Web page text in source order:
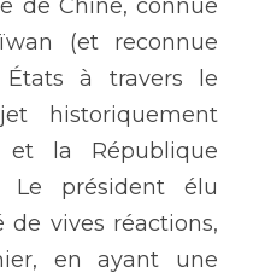
de Chine, connue
(et reconnue
à travers le
historiquement
la République
Le président élu
vives réactions,
en ayant une